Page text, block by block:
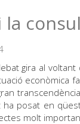
la
gira al
econòmica
posat en
molt